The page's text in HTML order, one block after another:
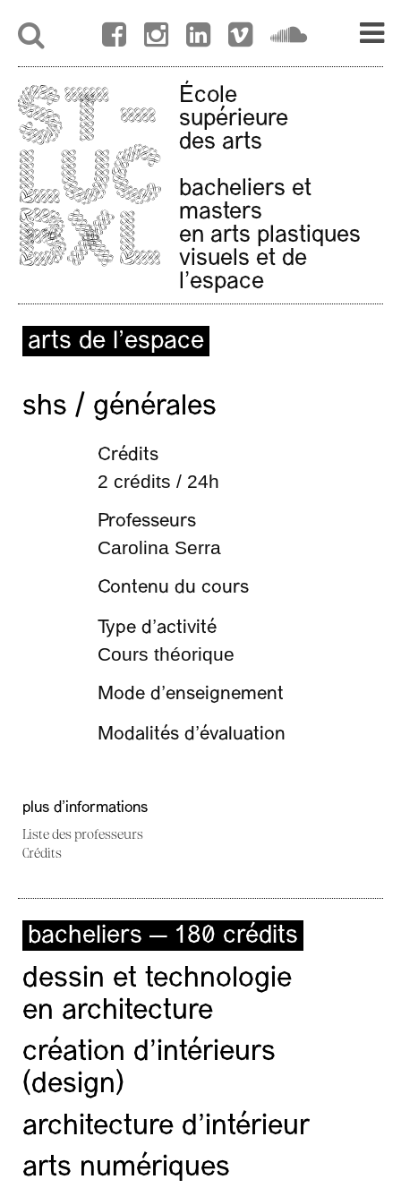
École
supérieure
des arts
bacheliers et
masters
en arts plastiques
visuels et de
l'espace
arts de l’espace
shs / générales
Crédits
2 crédits / 24h
Professeurs
Carolina Serra
Contenu du cours
Type d’activité
Cours théorique
Mode d’enseignement
Modalités d’évaluation
plus d'informations
Liste des professeurs
Crédits
bacheliers — 180 crédits
dessin et technologie
en architecture
création d'intérieurs
(design)
architecture d’intérieur
arts numériques